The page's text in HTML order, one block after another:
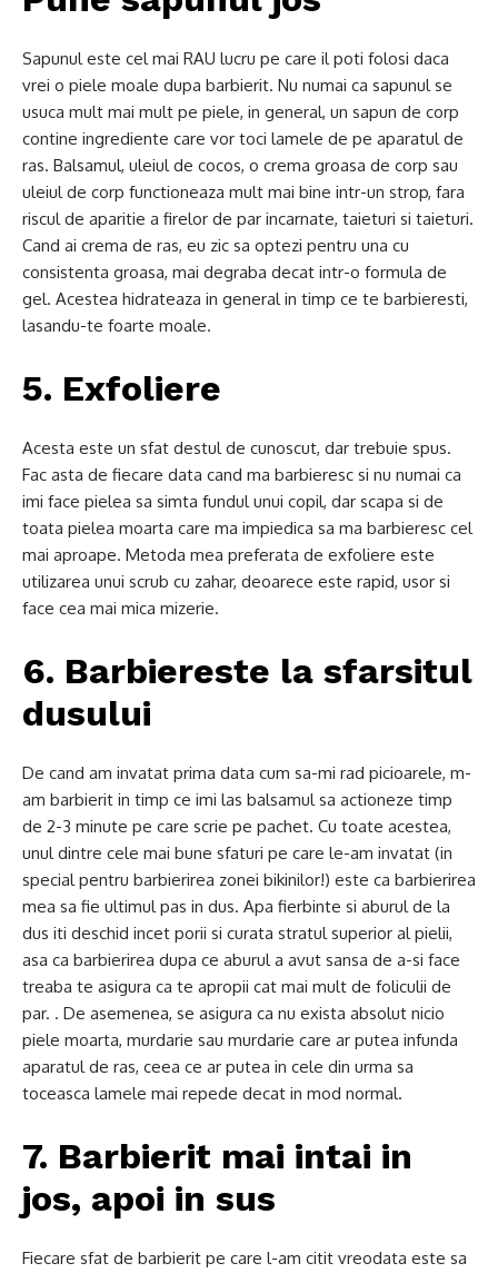
Sapunul este cel mai RAU lucru pe care il poti folosi daca
vrei o piele moale dupa barbierit. Nu numai ca sapunul se
usuca mult mai mult pe piele, in general, un sapun de corp
contine ingrediente care vor toci lamele de pe aparatul de
ras. Balsamul, uleiul de cocos, o crema groasa de corp sau
uleiul de corp functioneaza mult mai bine intr-un strop, fara
riscul de aparitie a firelor de par incarnate, taieturi si taieturi.
Cand ai crema de ras, eu zic sa optezi pentru una cu
consistenta groasa, mai degraba decat intr-o formula de
gel. Acestea hidrateaza in general in timp ce te barbieresti,
lasandu-te foarte moale.
5. Exfoliere
Acesta este un sfat destul de cunoscut, dar trebuie spus.
Fac asta de fiecare data cand ma barbieresc si nu numai ca
imi face pielea sa simta fundul unui copil, dar scapa si de
toata pielea moarta care ma impiedica sa ma barbieresc cel
mai aproape. Metoda mea preferata de exfoliere este
utilizarea unui scrub cu zahar, deoarece este rapid, usor si
face cea mai mica mizerie.
6. Barbiereste la sfarsitul
dusului
De cand am invatat prima data cum sa-mi rad picioarele, m-
am barbierit in timp ce imi las balsamul sa actioneze timp
de 2-3 minute pe care scrie pe pachet. Cu toate acestea,
unul dintre cele mai bune sfaturi pe care le-am invatat (in
special pentru barbierirea zonei bikinilor!) este ca barbierirea
mea sa fie ultimul pas in dus. Apa fierbinte si aburul de la
dus iti deschid incet porii si curata stratul superior al pielii,
asa ca barbierirea dupa ce aburul a avut sansa de a-si face
treaba te asigura ca te apropii cat mai mult de foliculii de
par. . De asemenea, se asigura ca nu exista absolut nicio
piele moarta, murdarie sau murdarie care ar putea infunda
aparatul de ras, ceea ce ar putea in cele din urma sa
toceasca lamele mai repede decat in ​​mod normal.
7. Barbierit mai intai in
jos, apoi in sus
Fiecare sfat de barbierit pe care l-am citit vreodata este sa